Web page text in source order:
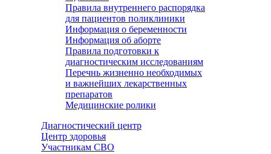
Правила внутреннего распорядка
для пациентов поликлиники
Информация о беременности
Информация об аборте
Правила подготовки к
диагностическим исследованиям
Перечнь жизненно необходимых
и важнейших лекарственных
препаратов
Медицинские ролики
Диагностический центр
Центр здоровья
Участникам СВО